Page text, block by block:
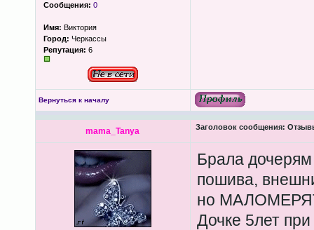
Сообщения: 0
Имя: Виктория
Город: Черкассы
Репутация: 6
Вернуться к началу
mama_Tanya Заголовок сообщения:
Брала
пошива,
но МАЛОМЕРЯТ
Дочке 5лет